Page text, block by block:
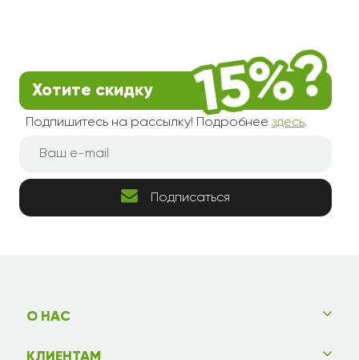
Хотите скидку
Подпишитесь на рассылку! Подробнее здесь.
Подписаться
О НАС
КЛИЕНТАМ